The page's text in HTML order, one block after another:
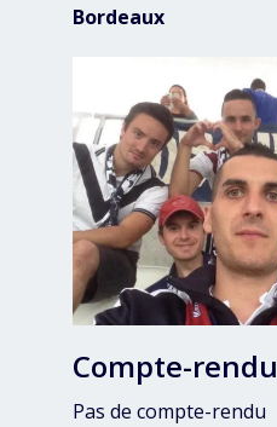
Bordeaux
Compte-rendu
Pas de compte-rendu